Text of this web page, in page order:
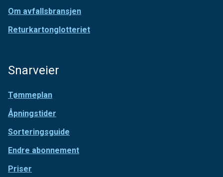
Om avfallsbransjen
Returkartonglotteriet
Snarveier
Tømmeplan
Åpningstider
Sorteringsguide
Endre abonnement
Priser